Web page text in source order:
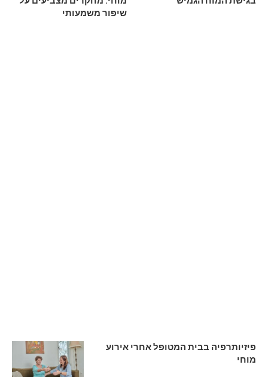
שיפור משמעותי
פיזיותרפיה בבית המטופל אחרי אירוע
מוחי